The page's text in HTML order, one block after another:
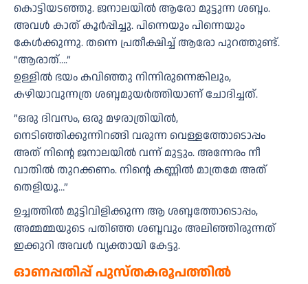
കൊട്ടിയടഞ്ഞു. ജനാലയിൽ ആരോ മുട്ടുന്ന ശബ്ദം.
അവൾ കാത് കൂർപ്പിച്ചു. പിന്നെയും പിന്നെയും
കേൾക്കുന്നു. തന്നെ പ്രതീക്ഷിച്ച് ആരോ പുറത്തുണ്ട്.
”ആരാത്….”
ഉള്ളിൽ ഭയം കവിഞ്ഞു നിന്നിരുന്നെങ്കിലും,
കഴിയാവുന്നത്ര ശബ്ദമുയർത്തിയാണ് ചോദിച്ചത്.
”ഒരു ദിവസം, ഒരു മഴരാത്രിയിൽ,
നെടിഞ്ഞിക്കുന്നിറങ്ങി വരുന്ന വെള്ളത്തോടൊപ്പം
അത് നിന്റെ ജനാലയിൽ വന്ന് മുട്ടും. അന്നേരം നീ
വാതിൽ തുറക്കണം. നിന്റെ കണ്ണിൽ മാത്രമേ അത്
തെളിയൂ…”
ഉച്ചത്തിൽ മുട്ടിവിളിക്കുന്ന ആ ശബ്ദത്തോടൊപ്പം,
അമ്മമ്മയുടെ പതിഞ്ഞ ശബ്ദവും അലിഞ്ഞിരുന്നത്
ഇക്കുറി അവൾ വ്യക്തായി കേട്ടു.
ഓണപ്പതിപ്പ് പുസ്തകരൂപത്തിൽ